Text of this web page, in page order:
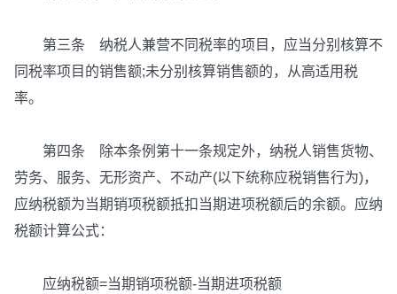
第三条 纳税人兼营不同税率的项目，应当分别核算不
同税率项目的销售额;未分别核算销售额的，从高适用税
率。
第四条 除本条例第十一条规定外，纳税人销售货物、
劳务、服务、无形资产、不动产(以下统称应税销售行为)，
应纳税额为当期销项税额抵扣当期进项税额后的余额。应纳
税额计算公式：
应纳税额=当期销项税额-当期进项税额